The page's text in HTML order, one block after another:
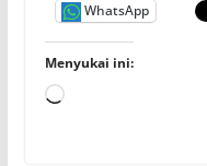
WhatsApp
Menyukai ini:
M